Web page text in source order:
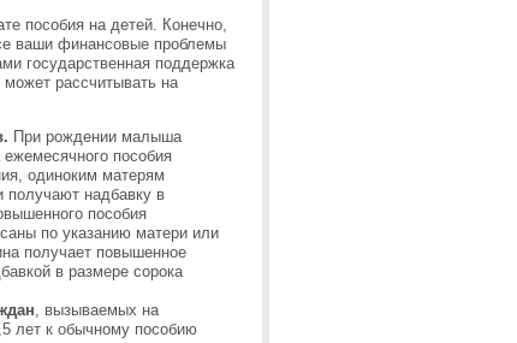
пособия на детей. Конечно,
ваши финансовые проблемы
государственная поддержка
рассчитывать на
При рождении малыша
пособия
одиноким матерям
получают надбавку в
пособия
по указанию матери или
получает повышенное
в размере сорока
, вызываемых на
лет к обычному пособию